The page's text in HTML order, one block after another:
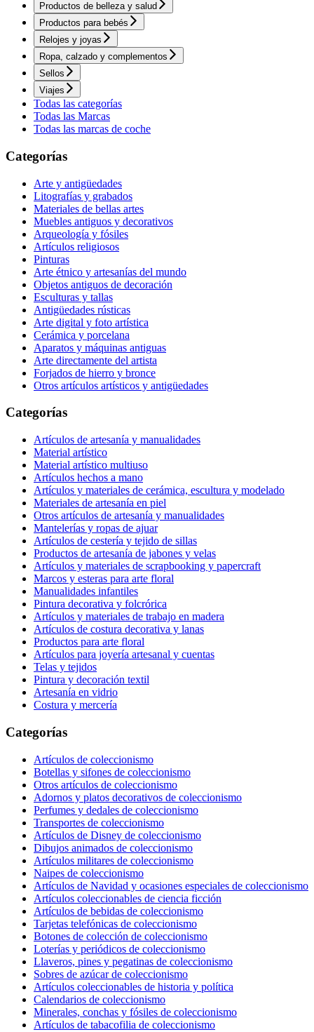
Productos de belleza y salud
Productos para bebés
Relojes y joyas
Ropa, calzado y complementos
Sellos
Viajes
Todas las categorías
Todas las Marcas
Todas las marcas de coche
Categorías
Arte y antigüedades
Litografías y grabados
Materiales de bellas artes
Muebles antiguos y decorativos
Arqueología y fósiles
Artículos religiosos
Pinturas
Arte étnico y artesanías del mundo
Objetos antiguos de decoración
Esculturas y tallas
Antigüedades rústicas
Arte digital y foto artística
Cerámica y porcelana
Aparatos y máquinas antiguas
Arte directamente del artista
Forjados de hierro y bronce
Otros artículos artísticos y antigüedades
Categorías
Artículos de artesanía y manualidades
Material artístico
Material artístico multiuso
Artículos hechos a mano
Artículos y materiales de cerámica, escultura y modelado
Materiales de artesanía en piel
Otros artículos de artesanía y manualidades
Mantelerías y ropas de ajuar
Artículos de cestería y tejido de sillas
Productos de artesanía de jabones y velas
Artículos y materiales de scrapbooking y papercraft
Marcos y esteras para arte floral
Manualidades infantiles
Pintura decorativa y folcrórica
Artículos y materiales de trabajo en madera
Artículos de costura decorativa y lanas
Productos para arte floral
Artículos para joyería artesanal y cuentas
Telas y tejidos
Pintura y decoración textil
Artesanía en vidrio
Costura y mercería
Categorías
Artículos de coleccionismo
Botellas y sifones de coleccionismo
Otros artículos de coleccionismo
Adornos y platos decorativos de coleccionismo
Perfumes y dedales de coleccionismo
Transportes de coleccionismo
Artículos de Disney de coleccionismo
Dibujos animados de coleccionismo
Artículos militares de coleccionismo
Naipes de coleccionismo
Artículos de Navidad y ocasiones especiales de coleccionismo
Artículos coleccionables de ciencia ficción
Artículos de bebidas de coleccionismo
Tarjetas telefónicas de coleccionismo
Botones de colección de coleccionismo
Loterías y periódicos de coleccionismo
Llaveros, pines y pegatinas de coleccionismo
Sobres de azúcar de coleccionismo
Artículos coleccionables de historia y política
Calendarios de coleccionismo
Minerales, conchas y fósiles de coleccionismo
Artículos de tabacofilia de coleccionismo